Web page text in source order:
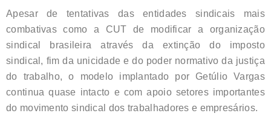
Apesar de tentativas das entidades sindicais mais
combativas como a CUT de modificar a organização
sindical brasileira através da extinção do imposto
sindical, fim da unicidade e do poder normativo da justiça
do trabalho, o modelo implantado por Getúlio Vargas
continua quase intacto e com apoio setores importantes
do movimento sindical dos trabalhadores e empresários.